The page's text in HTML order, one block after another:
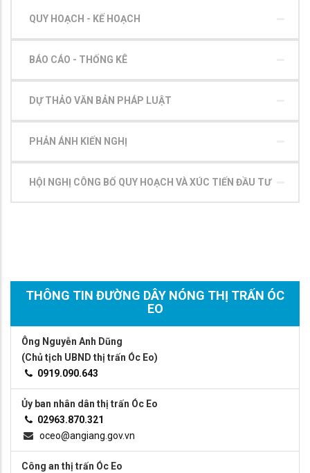
QUY HOẠCH - KẾ HOẠCH
BÁO CÁO - THỐNG KÊ
DỰ THẢO VĂN BẢN PHÁP LUẬT
PHẢN ÁNH KIẾN NGHỊ
HỘI NGHỊ CÔNG BỐ QUY HOẠCH VÀ XÚC TIẾN ĐẦU TƯ
THÔNG TIN ĐƯỜNG DÂY NÓNG THỊ TRẤN ÓC
EO
Ông Nguyễn Anh Dũng
(Chủ tịch UBND thị trấn Óc Eo)
0919.090.643
Ủy ban nhân dân thị trấn Óc Eo
02963.870.321
oceo@angiang.gov.vn
Công an thị trấn Óc Eo